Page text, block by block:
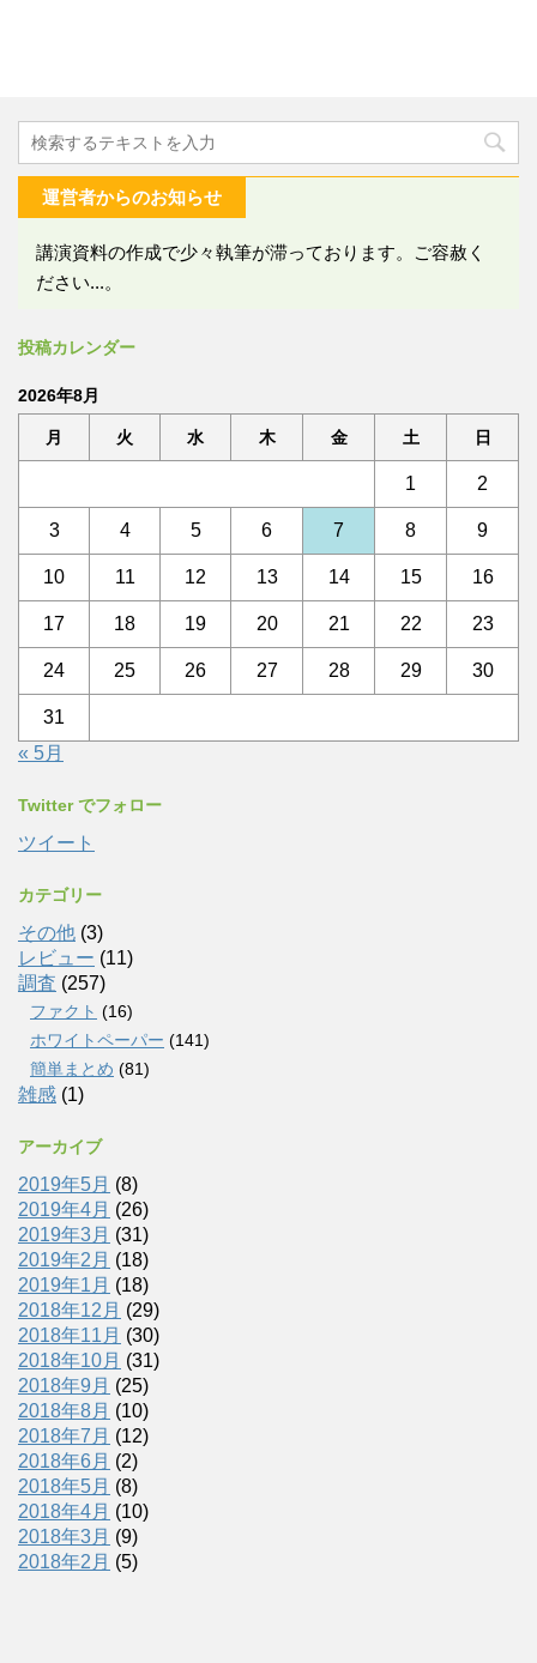
運営者からのお知らせ
講演資料の作成で少々執筆が滞っております。ご容赦く
ださい...。
投稿カレンダー
2026年8月
月 火 水 木 金 土 日
1 2
3 4 5 6 7 8 9
10 11 12 13 14 15 16
17 18 19 20 21 22 23
24 25 26 27 28 29 30
31
« 5月
Twitter でフォロー
ツイート
カテゴリー
その他 (3)
レビュー (11)
調査 (257)
ファクト (16)
ホワイトペーパー (141)
簡単まとめ (81)
雑感 (1)
アーカイブ
2019年5月 (8)
2019年4月 (26)
2019年3月 (31)
2019年2月 (18)
2019年1月 (18)
2018年12月 (29)
2018年11月 (30)
2018年10月 (31)
2018年9月 (25)
2018年8月 (10)
2018年7月 (12)
2018年6月 (2)
2018年5月 (8)
2018年4月 (10)
2018年3月 (9)
2018年2月 (5)